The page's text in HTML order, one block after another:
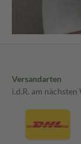
Versandarten
i.d.R. am nächsten